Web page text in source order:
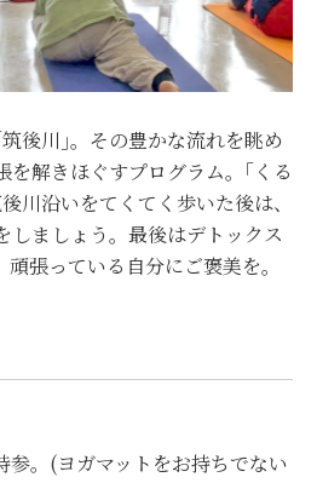
後川｣。その豊かな流れを眺め
を解きほぐすプログラム。｢くる
川沿いをてくてく歩いた後は、
しましょう。最後はデトックス
張っている自分にご褒美を。
参。(ヨガマットをお持ちでない